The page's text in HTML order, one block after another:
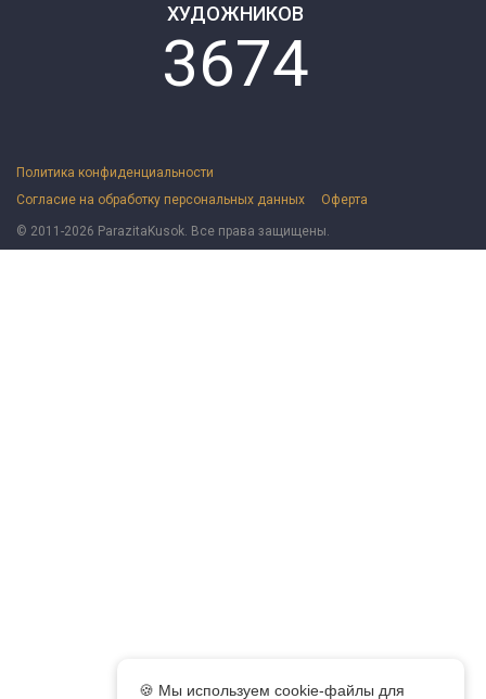
ХУДОЖНИКОВ
3674
🍪 Мы используем cookie-файлы для
Политика конфиденциальности
Согласие на обработку персональных данных
Оферта
© 2011-2026 ParazitaKusok. Все права защищены.